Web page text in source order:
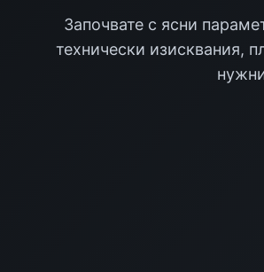
Започвате с ясни
технически изисквания,